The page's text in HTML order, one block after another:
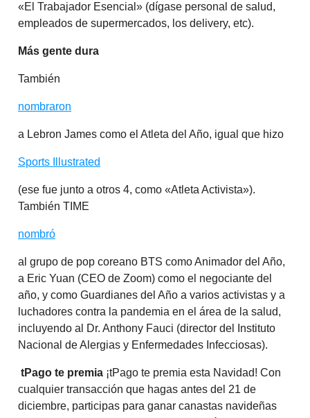
«El Trabajador Esencial» (dígase personal de salud,
empleados de supermercados, los delivery, etc).
Más gente dura
También
nombraron
a Lebron James como el Atleta del Año, igual que hizo
Sports Illustrated
(ese fue junto a otros 4, como «Atleta Activista»).
También TIME
nombró
al grupo de pop coreano BTS como Animador del Año,
a Eric Yuan (CEO de Zoom) como el negociante del
año, y como Guardianes del Año a varios activistas y a
luchadores contra la pandemia en el área de la salud,
incluyendo al Dr. Anthony Fauci (director del Instituto
Nacional de Alergias y Enfermedades Infecciosas).
tPago te premia ¡tPago te premia esta Navidad! Con
cualquier transacción que hagas antes del 21 de
diciembre, participas para ganar canastas navideñas